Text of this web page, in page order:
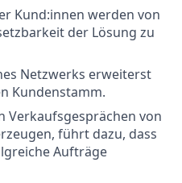
Kund:innen werden von
der Lösung zu
Netzwerks erweiterst
Kundenstamm.
Verkaufsgesprächen von
führt dazu, dass
Aufträge